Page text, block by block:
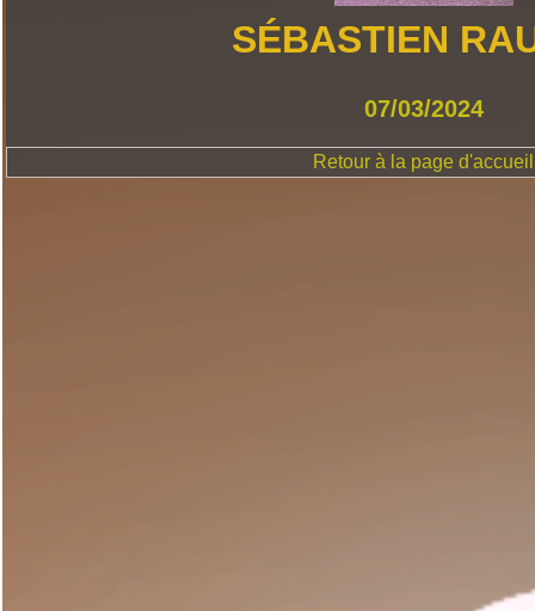
SÉBASTIEN
07/03/2024
Retour à la page d'accueil